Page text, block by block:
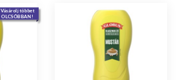
Vásárolj többet
OLCSÓBBAN!